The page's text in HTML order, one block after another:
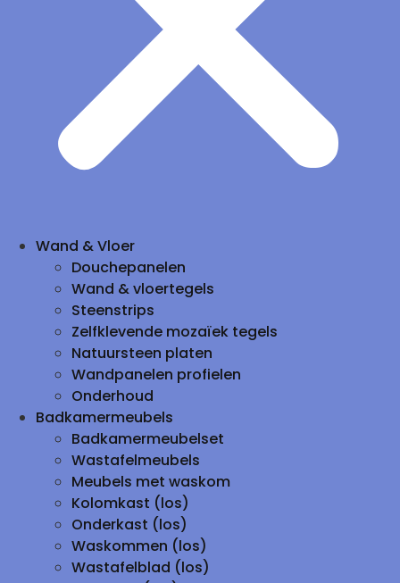
Wand & Vloer
Douchepanelen
Wand & vloertegels
Steenstrips
Zelfklevende mozaïek tegels
Natuursteen platen
Wandpanelen profielen
Onderhoud
Badkamermeubels
Badkamermeubelset
Wastafelmeubels
Meubels met waskom
Kolomkast (los)
Onderkast (los)
Waskommen (los)
Wastafelblad (los)